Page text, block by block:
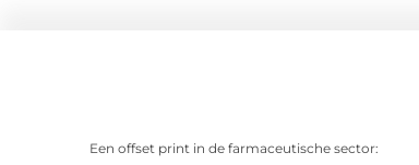
Een offset print in de farmaceutische sector: